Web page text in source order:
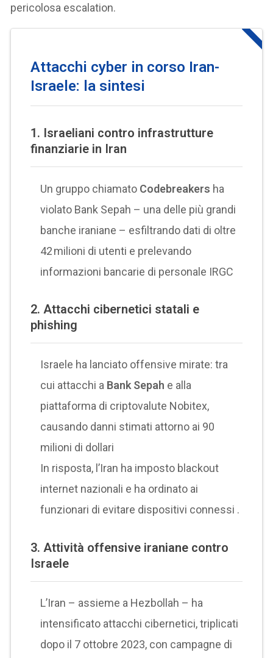
pericolosa escalation.
Attacchi cyber in corso Iran-
Israele: la sintesi
1. Israeliani contro infrastrutture
finanziarie in Iran
Un gruppo chiamato Codebreakers ha
violato Bank Sepah – una delle più grandi
banche iraniane – esfiltrando dati di oltre
42 milioni di utenti e prelevando
informazioni bancarie di personale IRGC
2. Attacchi cibernetici statali e
phishing
Israele ha lanciato offensive mirate: tra
cui attacchi a Bank Sepah e alla
piattaforma di criptovalute Nobitex,
causando danni stimati attorno ai 90
milioni di dollari
In risposta, l’Iran ha imposto blackout
internet nazionali e ha ordinato ai
funzionari di evitare dispositivi connessi .
3. Attività offensive iraniane contro
Israele
L’Iran – assieme a Hezbollah – ha
intensificato attacchi cibernetici, triplicati
dopo il 7 ottobre 2023, con campagne di